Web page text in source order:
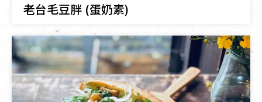
老台毛豆胖 (蛋奶素)